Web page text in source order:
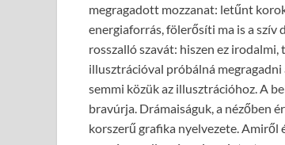
megragadott mozzanat: letűnt
energiaforrás, fölerősíti ma is a szív
rosszalló szavát: hiszen ez
illusztrációval próbálná
semmi közük az illusztrációhoz. A
bravúrja. Drámaiságuk, a nézőben
korszerű grafika nyelvezete. Amiről